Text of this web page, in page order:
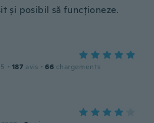
și posibil să funcționeze.
· 187 avis · 66 chargements